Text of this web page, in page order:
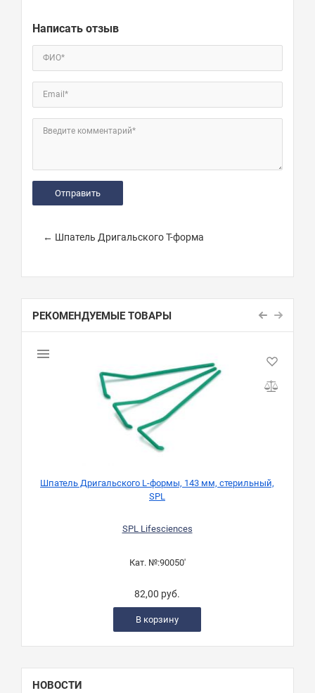
Написать отзыв
ФИО*
Email*
Введите комментарий*
← Шпатель Дригальского Т-форма
РЕКОМЕНДУЕМЫЕ ТОВАРЫ
Шпатель Дригальского L-формы, 143 мм, стерильный,
SPL
SPL Lifesciences
Кат. №:90050'
82,00 руб.
В корзину
НОВОСТИ